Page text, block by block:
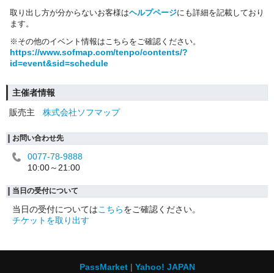
取り出し方が分からないお客様はヘルプページにも詳細を記載しており
ます。
※その他のイベント情報はこちらをご確認ください。
https://www.sofmap.com/tenpo/contents/?
id=event&sid=schedule
主催者情報
販売主
株式会社ソフマップ
お問い合わせ先
0077-78-9888
10:00～21:00
当日の受付について
当日の受付についてはこちらをご確認ください。
チケットを取り出す
PassMarket Yahoo! JAPAN